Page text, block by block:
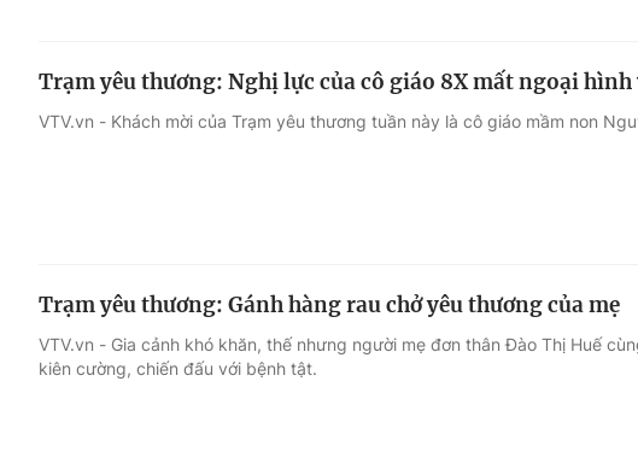
Trạm yêu thương: Nghị lực của cô giáo 8X mất ngoại hình
VTV.vn - Khách mời của Trạm yêu thương tuần này là cô giáo mầm non
Trạm yêu thương: Gánh hàng rau chở yêu thương của mẹ
VTV.vn - Gia cảnh khó khăn, thế nhưng người mẹ đơn thân Đào Thị Huế
kiên cường, chiến đấu với bệnh tật.